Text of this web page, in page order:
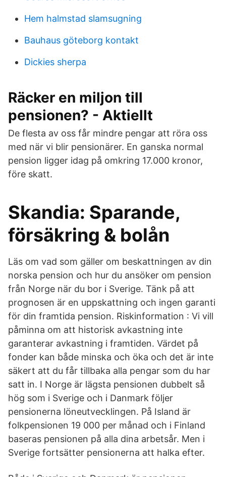
Hem halmstad slamsugning
Bauhaus göteborg kontakt
Dickies sherpa
Räcker en miljon till
pensionen? - Aktiellt
De flesta av oss får mindre pengar att röra oss
med när vi blir pensionärer. En ganska normal
pension ligger idag på omkring 17.000 kronor,
före skatt.
Skandia: Sparande,
försäkring & bolån
Läs om vad som gäller om beskattningen av din
norska pension och hur du ansöker om pension
från Norge när du bor i Sverige. Tänk på att
prognosen är en uppskattning och ingen garanti
för din framtida pension. Riskinformation : Vi vill
påminna om att historisk avkastning inte
garanterar avkastning i framtiden. Värdet på
fonder kan både minska och öka och det är inte
säkert att du får tillbaka alla pengar som du har
satt in. I Norge är lägsta pensionen dubbelt så
hög som i Sverige och i Danmark följer
pensionerna löneutvecklingen. På Island är
folkpensionen 19 000 per månad och i Finland
baseras pensionen på alla dina arbetsår. Men i
Sverige fortsätter pensionerna att halka efter.